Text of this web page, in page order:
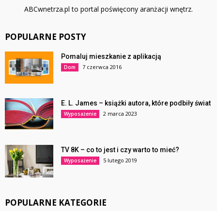
ABCwnetrza.pl to portal poświęcony aranżacji wnętrz.
POPULARNE POSTY
Pomaluj mieszkanie z aplikacją
Dom 7 czerwca 2016
E. L. James – książki autora, które podbiły świat
Wyposażenie 2 marca 2023
TV 8K – co to jest i czy warto to mieć?
Wyposażenie 5 lutego 2019
POPULARNE KATEGORIE